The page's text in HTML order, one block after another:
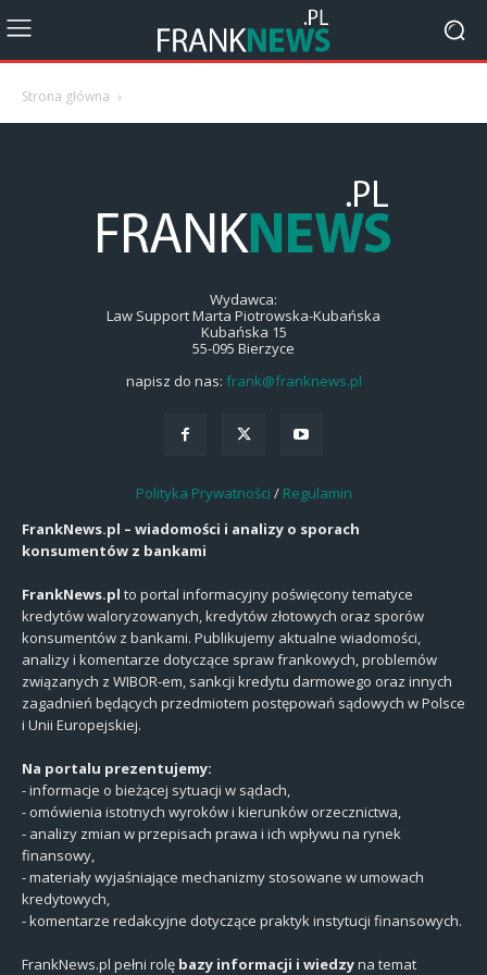
Strona główna
Wydawca:
Law Support Marta Piotrowska-Kubańska
Kubańska 15
55-095 Bierzyce
napisz do nas: frank@franknews.pl
Polityka Prywatności / Regulamin
FrankNews.pl – wiadomości i analizy o sporach
konsumentów z bankami
FrankNews.pl to portal informacyjny poświęcony tematyce
kredytów waloryzowanych, kredytów złotowych oraz sporów
konsumentów z bankami. Publikujemy aktualne wiadomości,
analizy i komentarze dotyczące spraw frankowych, problemów
związanych z WIBOR-em, sankcji kredytu darmowego oraz innych
zagadnień będących przedmiotem postępowań sądowych w Polsce
i Unii Europejskiej.
Na portalu prezentujemy:
- informacje o bieżącej sytuacji w sądach,
- omówienia istotnych wyroków i kierunków orzecznictwa,
- analizy zmian w przepisach prawa i ich wpływu na rynek
finansowy,
- materiały wyjaśniające mechanizmy stosowane w umowach
kredytowych,
- komentarze redakcyjne dotyczące praktyk instytucji finansowych.
FrankNews.pl pełni rolę bazy informacji i wiedzyna temat